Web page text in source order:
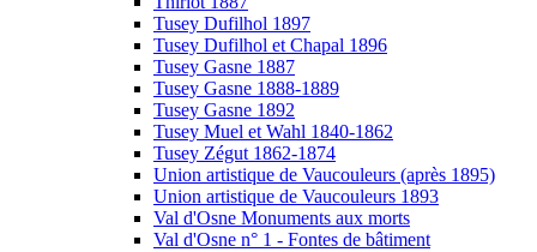
Tusey Dufilhol 1897
Tusey Dufilhol et Chapal 1896
Tusey Gasne 1887
Tusey Gasne 1888-1889
Tusey Gasne 1892
Tusey Muel et Wahl 1840-1862
Tusey Zégut 1862-1874
Union artistique de Vaucouleurs (après 1895)
Union artistique de Vaucouleurs 1893
Val d'Osne Monuments aux morts
Val d'Osne n° 1 - Fontes de bâtiment